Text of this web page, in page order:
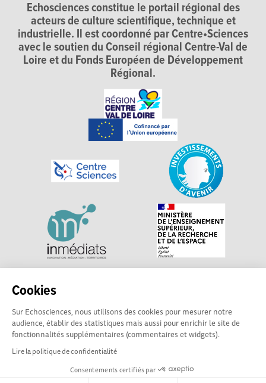
Cookies
Sur Echosciences, nous utilisons des cookies pour mesurer notre
audience, établir des statistiques mais aussi pour enrichir le site de
fonctionnalités supplémentaires (commentaires et widgets).
Lire la politique de confidentialité
Consentements certifiés par
Echosciences constitue le portail régional des
acteurs de culture scientifique, technique et
industrielle. Il est coordonné par Centre•Sciences
avec le soutien du Conseil régional Centre-Val de
Loire et du Fonds Européen de Développement
Régional.
Explorer, s’exprimer, rentrer en contact : Echosciences
sciences et de technologies du territoire. Propulsé par
Centre•Sciences/ Contact : echosciences@centre-
sciences.fr
Mentions légales|Politique de confidentialité